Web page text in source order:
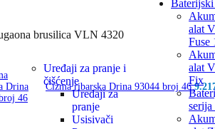
Uređaji za pranje i
čišćenje
Uređaji za
pranje
Usisivači
alat
Fuse
alat
Fix
serija
brusilica VLN 4320
Čizma ribarska Drina 93044 broj 46